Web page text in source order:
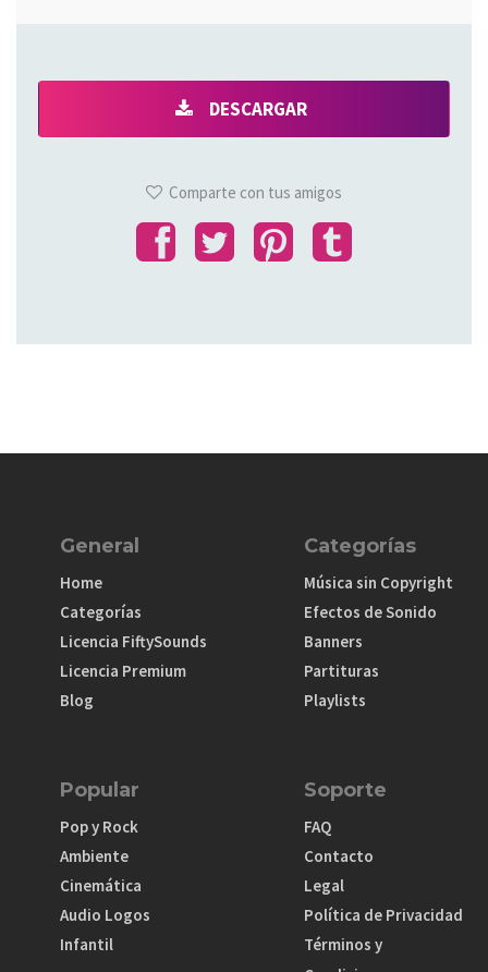
DESCARGAR
Comparte con tus amigos
General
Home
Categorías
Licencia FiftySounds
Licencia Premium
Blog
Categorías
Música sin Copyright
Efectos de Sonido
Banners
Partituras
Playlists
Popular
Pop y Rock
Ambiente
Cinemática
Audio Logos
Infantil
Soporte
FAQ
Contacto
Legal
Política de Privacidad
Términos y